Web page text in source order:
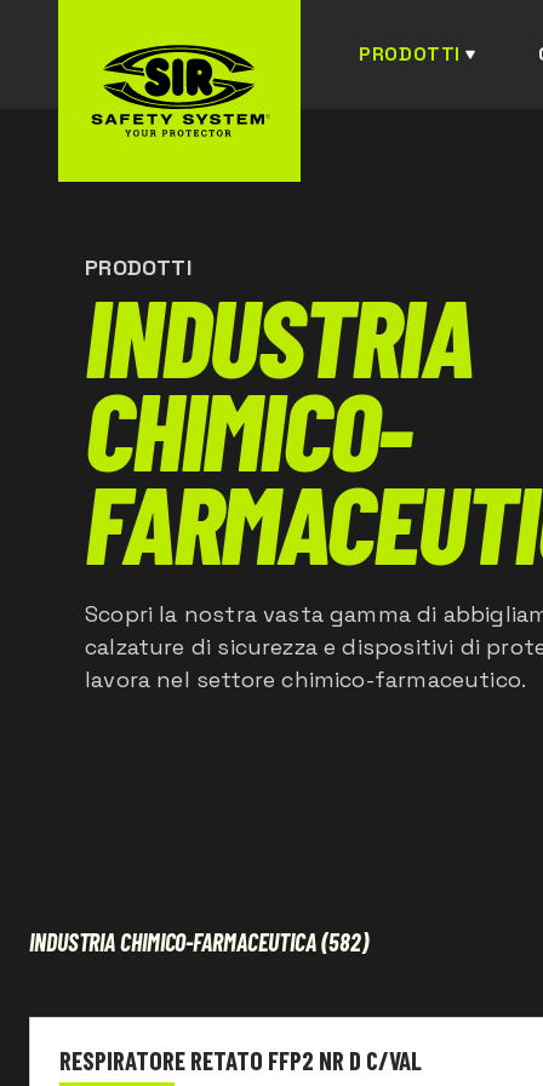
PRODOTTI
PRODOTTI
INDUSTRIA
CHIMICO-
Scopri la nostra vasta gamma di
calzature di sicurezza e dispositivi di
lavora nel settore chimico-farmaceutico.
INDUSTRIA CHIMICO-FARMACEUTICA(582)
EN Standard
RESPIRATORE RETATO FFP2 NR D C/VAL